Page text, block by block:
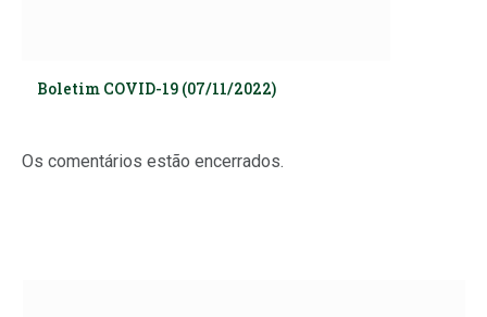
Boletim COVID-19 (07/11/2022)
Os comentários estão encerrados.